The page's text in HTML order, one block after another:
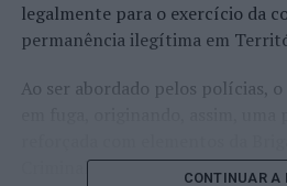
legalmente para o exercício da
permanência ilegítima em
Ao ser abordado pelos polícias,
Criminal de Lagos.
CONTINUAR A